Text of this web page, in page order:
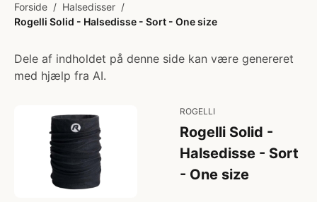
Forside / Halsedisser /
Rogelli Solid - Halsedisse - Sort - One size
Dele af indholdet på denne side kan være genereret
med hjælp fra AI.
ROGELLI
Rogelli Solid -
Halsedisse - Sort
- One size